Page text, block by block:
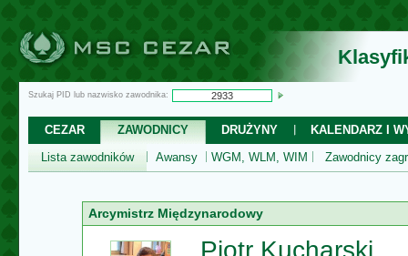
Szukaj PID lub nazwisko zawodnika:
CEZAR ZAWODNICY DRUŻYNY
KALENDARZ I
Lista zawodników
Awansy WGM, WLM, WIM Zawodnicy
Arcymistrz Międzynarodowy
Piotr Kucharski